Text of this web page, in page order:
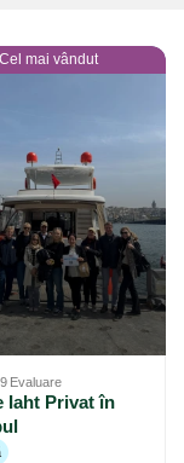
Cel mai vândut
9 Evaluare
Iaht Privat în